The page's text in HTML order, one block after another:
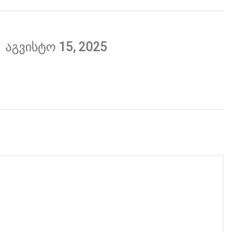
აგვისტო 15, 2025